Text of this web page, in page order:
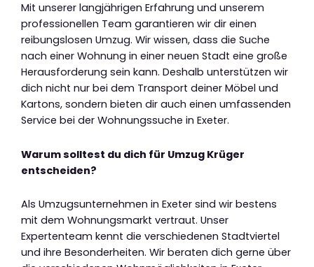
Mit unserer langjährigen Erfahrung und unserem
professionellen Team garantieren wir dir einen
reibungslosen Umzug. Wir wissen, dass die Suche
nach einer Wohnung in einer neuen Stadt eine große
Herausforderung sein kann. Deshalb unterstützen wir
dich nicht nur bei dem Transport deiner Möbel und
Kartons, sondern bieten dir auch einen umfassenden
Service bei der Wohnungssuche in Exeter.
Warum solltest du dich für Umzug Krüger
entscheiden?
Als Umzugsunternehmen in Exeter sind wir bestens
mit dem Wohnungsmarkt vertraut. Unser
Expertenteam kennt die verschiedenen Stadtviertel
und ihre Besonderheiten. Wir beraten dich gerne über